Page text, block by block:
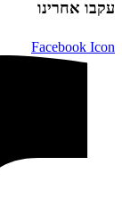
עקבו אחרינו
Facebook Icon